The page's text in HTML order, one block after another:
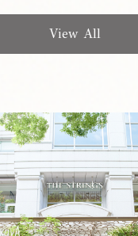
View All